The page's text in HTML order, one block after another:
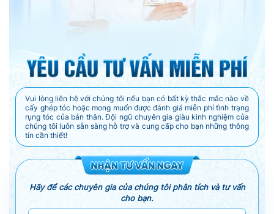
Vui lòng liên hệ với chúng tôi nếu bạn có bất kỳ thắc mắc nào về
cấy ghép tóc hoặc mong muốn được đánh giá miễn phí tình trạng
rụng tóc của bản thân. Đội ngũ chuyên gia giàu kinh nghiệm của
chúng tôi luôn sẵn sàng hỗ trợ và cung cấp cho bạn những thông
tin cần thiết!
Hãy để các chuyên gia của chúng tôi phân tích và tư vấn
cho bạn.